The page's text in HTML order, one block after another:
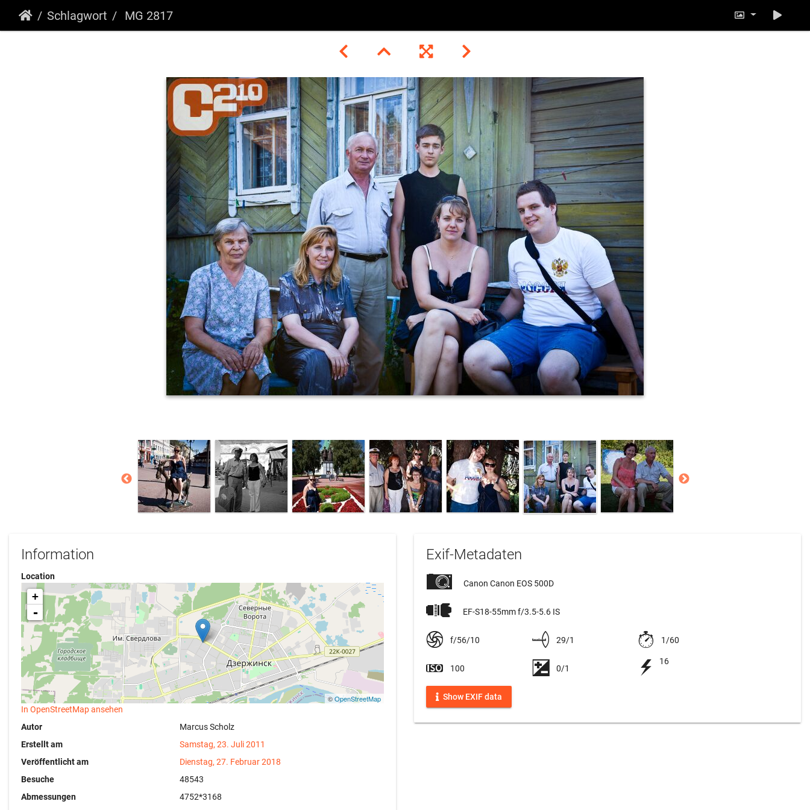
Schlagwort MG 2817
Information
Location
+
-
©OpenStreetMap
In OpenStreetMap ansehen
Autor
Marcus Scholz
Erstellt am
Samstag, 23. Juli 2011
Veröffentlicht am
Dienstag, 27. Februar 2018
Besuche
48543
Abmessungen
4752*3168
Exif-Metadaten
Canon Canon EOS 500D
EF-S18-55mm f/3.5-5.6 IS
f/56/10 29/1 1/60
100 0/1
16
Show EXIF data